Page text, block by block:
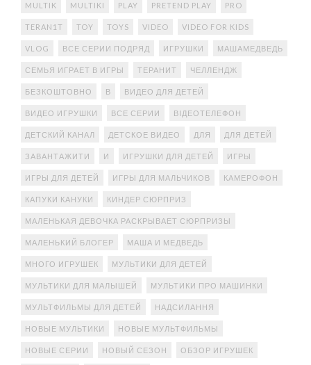
MULTIK MULTIKI PLAY PRETEND PLAY PRO
TERAN1T TOY TOYS VIDEO VIDEO FOR KIDS
VLOG ВСЕ СЕРИИ ПОДРЯД ИГРУШКИ МАШАМЕДВЕДЬ
СЕМЬЯ ИГРАЕТ В ИГРЫ ТЕРАНИТ ЧЕЛЛЕНДЖ
БЕЗКОШТОВНО В ВИДЕО ДЛЯ ДЕТЕЙ
ВИДЕО ИГРУШКИ ВСЕ СЕРИИ ВІДЕОТЕЛЕФОН
ДЕТСКИЙ КАНАЛ ДЕТСКОЕ ВИДЕО ДЛЯ ДЛЯ ДЕТЕЙ
ЗАВАНТАЖИТИ И ИГРУШКИ ДЛЯ ДЕТЕЙ ИГРЫ
ИГРЫ ДЛЯ ДЕТЕЙ ИГРЫ ДЛЯ МАЛЬЧИКОВ КАМЕРОФОН
КАПУКИ КАНУКИ КИНДЕР СЮРПРИЗ
МАЛЕНЬКАЯ ДЕВОЧКА РАСКРЫВАЕТ СЮРПРИЗЫ
МАЛЕНЬКИЙ БЛОГЕР МАША И МЕДВЕДЬ
МНОГО ИГРУШЕК МУЛЬТИКИ ДЛЯ ДЕТЕЙ
МУЛЬТИКИ ДЛЯ МАЛЫШЕЙ МУЛЬТИКИ ПРО МАШИНКИ
МУЛЬТФИЛЬМЫ ДЛЯ ДЕТЕЙ НАДСИЛАННЯ
НОВЫЕ МУЛЬТИКИ НОВЫЕ МУЛЬТФИЛЬМЫ
НОВЫЕ СЕРИИ НОВЫЙ СЕЗОН ОБЗОР ИГРУШЕК